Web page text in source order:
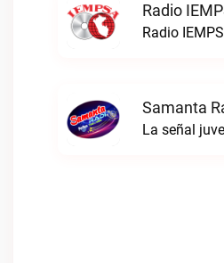
Radio
Radio
Samanta
La señal